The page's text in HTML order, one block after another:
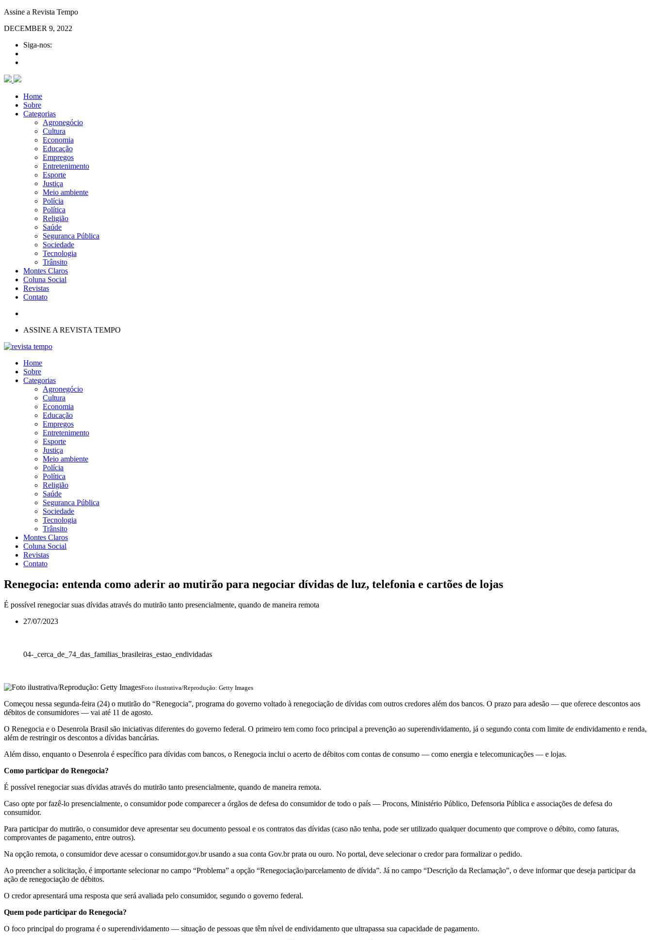
Assine a Revista Tempo
DECEMBER 9, 2022
Siga-nos:
Home
Sobre
Categorias
Agronegócio
Cultura
Economia
Educação
Empregos
Entretenimento
Esporte
Justiça
Meio ambiente
Polícia
Política
Religião
Saúde
Seguranca Pública
Sociedade
Tecnologia
Trânsito
Montes Claros
Coluna Social
Revistas
Contato
ASSINE A REVISTA TEMPO
Home
Sobre
Categorias
Agronegócio
Cultura
Economia
Educação
Empregos
Entretenimento
Esporte
Justiça
Meio ambiente
Polícia
Política
Religião
Saúde
Seguranca Pública
Sociedade
Tecnologia
Trânsito
Montes Claros
Coluna Social
Revistas
Contato
Renegocia: entenda como aderir ao mutirão para negociar dívidas de luz, telefonia e cartões de lojas
É possível renegociar suas dívidas através do mutirão tanto presencialmente, quando de maneira remota
27/07/2023
04-_cerca_de_74_das_familias_brasileiras_estao_endividadas
Foto ilustrativa/Reprodução: Getty Images
Começou nessa segunda-feira (24) o mutirão do “Renegocia”, programa do governo voltado à renegociação de dívidas com outros credores além dos bancos. O prazo para adesão — que oferece descontos aos
débitos de consumidores — vai até 11 de agosto.
O Renegocia e o Desenrola Brasil são iniciativas diferentes do governo federal. O primeiro tem como foco principal a prevenção ao superendividamento, já o segundo conta com limite de endividamento e renda,
além de restringir os descontos a dívidas bancárias.
Além disso, enquanto o Desenrola é específico para dívidas com bancos, o Renegocia inclui o acerto de débitos com contas de consumo — como energia e telecomunicações — e lojas.
Como participar do Renegocia?
É possível renegociar suas dívidas através do mutirão tanto presencialmente, quando de maneira remota.
Caso opte por fazê-lo presencialmente, o consumidor pode comparecer a órgãos de defesa do consumidor de todo o país — Procons, Ministério Público, Defensoria Pública e associações de defesa do
consumidor.
Para participar do mutirão, o consumidor deve apresentar seu documento pessoal e os contratos das dívidas (caso não tenha, pode ser utilizado qualquer documento que comprove o débito, como faturas,
comprovantes de pagamento, entre outros).
Na opção remota, o consumidor deve acessar o consumidor.gov.br usando a sua conta Gov.br prata ou ouro. No portal, deve selecionar o credor para formalizar o pedido.
Ao preencher a solicitação, é importante selecionar no campo “Problema” a opção “Renegociação/parcelamento de dívida”. Já no campo “Descrição da Reclamação”, o deve informar que deseja participar da
ação de renegociação de débitos.
O credor apresentará uma resposta que será avaliada pelo consumidor, segundo o governo federal.
Quem pode participar do Renegocia?
O foco principal do programa é o superendividamento — situação de pessoas que têm nível de endividamento que ultrapassa sua capacidade de pagamento.